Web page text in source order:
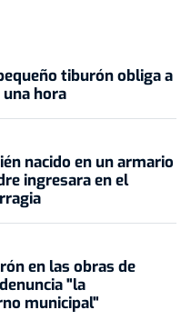
tiburón obliga a
hora
nacido en un armario
ingresara en el
en las obras de
"la
municipal"